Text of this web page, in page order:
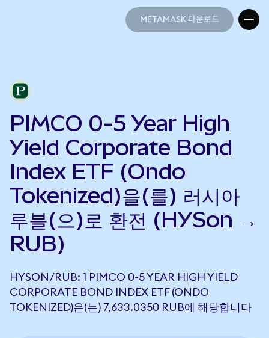
METAMASK 다운로드
PIMCO 0-5 Year High
Yield Corporate Bond
Index ETF (Ondo
Tokenized)을(를) 러시아
루블(으)로 환전 (HYSon →
RUB)
HYSON/RUB: 1 PIMCO 0-5 YEAR HIGH YIELD
CORPORATE BOND INDEX ETF (ONDO
TOKENIZED)은(는) 7,633.0350 RUB에 해당합니다